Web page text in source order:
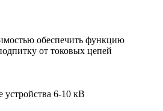
обеспечить функцию
от токовых цепей
устройства 6-10 кВ